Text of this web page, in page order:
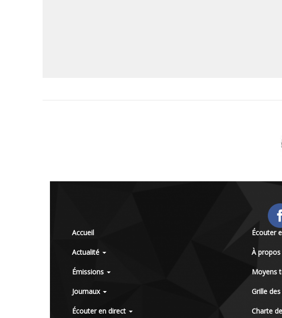
Accueil
Actualité
Émissions
Journaux
Écouter en direct
Écouter
À propos
Moyens
Grille
Charte